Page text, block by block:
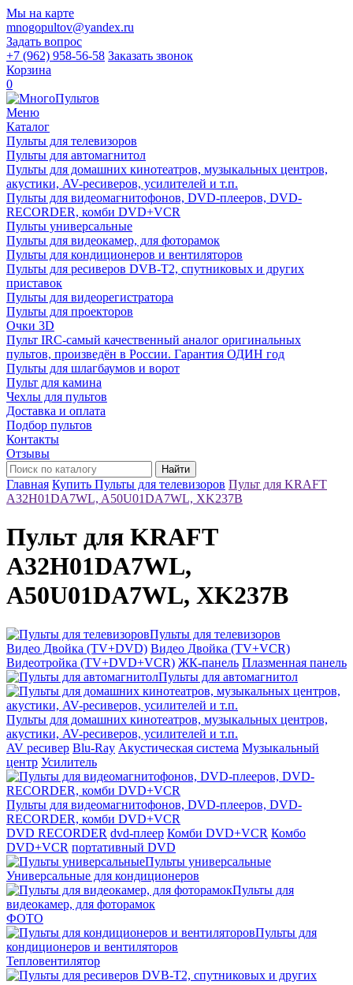
Мы на карте
mnogopultov@yandex.ru
Задать вопрос
+7 (962) 958-56-58 Заказать звонок
Корзина
0
Меню
Каталог
Пульты для телевизоров
Пульты для автомагнитол
Пульты для домашних кинотеатров, музыкальных центров,
акустики, AV-ресиверов, усилителей и т.п.
Пульты для видеомагнитофонов, DVD-плееров, DVD-
RECORDER, комби DVD+VCR
Пульты универсальные
Пульты для видеокамер, для фоторамок
Пульты для кондиционеров и вентиляторов
Пульты для ресиверов DVB-T2, спутниковых и других
приставок
Пульты для видеорегистратора
Пульты для проекторов
Очки 3D
Пульт IRC-самый качественный аналог оригинальных
пультов, произведён в России. Гарантия ОДИН год
Пульты для шлагбаумов и ворот
Пульт для камина
Чехлы для пультов
Доставка и оплата
Подбор пультов
Контакты
Отзывы
Найти
Главная Купить Пульты для телевизоров Пульт для KRAFT
A32H01DA7WL, A50U01DA7WL, XK237B
Пульт для KRAFT
A32H01DA7WL,
A50U01DA7WL, XK237B
Пульты для телевизоров
Видео Двойка (TV+DVD) Видео Двойка (TV+VCR)
Видеотройка (TV+DVD+VCR) ЖК-панель Плазменная панель
Пульты для автомагнитол
Пульты для домашних кинотеатров, музыкальных центров,
акустики, AV-ресиверов, усилителей и т.п.
AV ресивер Blu-Ray Акустическая система Музыкальный
центр Усилитель
Пульты для видеомагнитофонов, DVD-плееров, DVD-
RECORDER, комби DVD+VCR
DVD RECORDER dvd-плеер Комби DVD+VCR Комбо
DVD+VCR портативный DVD
Пульты универсальные
Универсальные для кондиционеров
Пульты для
видеокамер, для фоторамок
ФОТО
Пульты для
кондиционеров и вентиляторов
Тепловентилятор